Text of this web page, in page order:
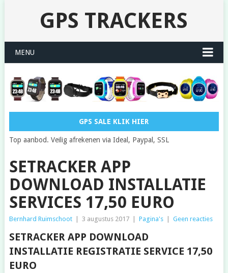
GPS TRACKERS
MENU
GPS SALE KLIK HIER
Top aanbod. Veilig afrekenen via Ideal, Paypal, SSL
SETRACKER APP
DOWNLOAD INSTALLATIE
SERVICES 17,50 EURO
Bernhard Ruimschoot 3 augustus 2017 Pagina's Geen reacties
SETRACKER APP DOWNLOAD
INSTALLATIE REGISTRATIE SERVICE 17,50
EURO